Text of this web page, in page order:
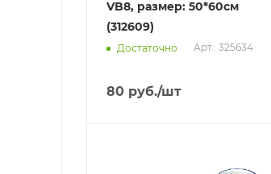
VB8, размер: 50*60см
(312609)
Достаточно Арт.: 325634
80 руб./шт